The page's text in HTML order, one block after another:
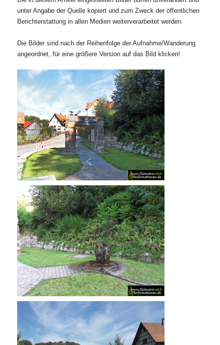
unter Angabe der Quelle kopiert und zum Zweck der öffentlichen
Berichterstattung in allen Medien weiterverarbeitet werden.
Die Bilder sind nach der Reihenfolge der Aufnahme/Wanderung
angeordnet, für eine größere Version auf das Bild klicken!